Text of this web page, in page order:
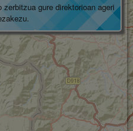
gure direktorioan ageri